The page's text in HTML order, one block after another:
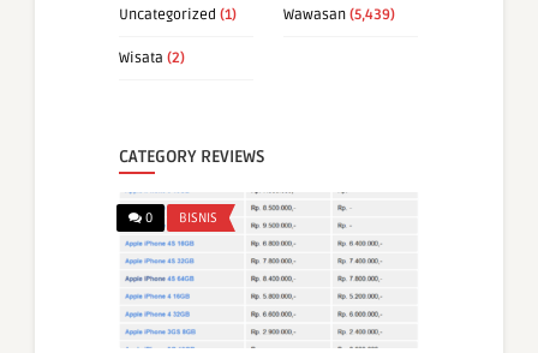
Uncategorized (1) Wawasan (5,439)
Wisata (2)
CATEGORY REVIEWS
0 BISNIS